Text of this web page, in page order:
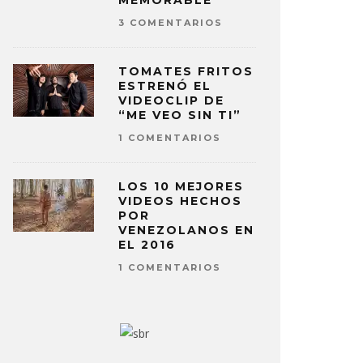
3 COMENTARIOS
TOMATES FRITOS
ESTRENÓ EL
VIDEOCLIP DE
“ME VEO SIN TI”
1 COMENTARIOS
LOS 10 MEJORES
VIDEOS HECHOS
POR
VENEZOLANOS EN
EL 2016
1 COMENTARIOS